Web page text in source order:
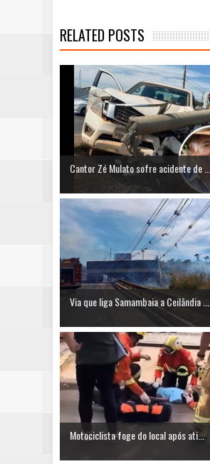
RELATED POSTS
Cantor Zé Mulato sofre acidente de ...
Via que liga Samambaia a Ceilândia ...
Motociclista foge do local após ati...